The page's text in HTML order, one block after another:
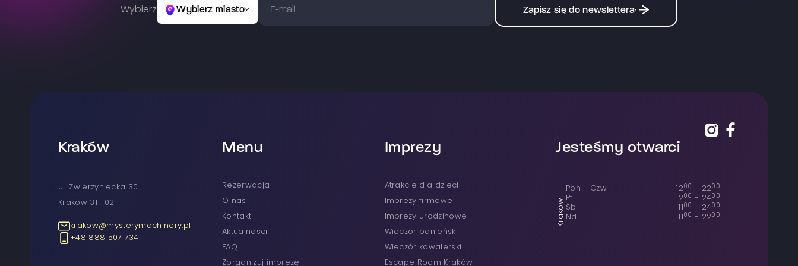
Wybierz Wybierz miasto Zapisz się do newslettera
Kraków
ul. Zwierzyniecka 30
Kraków 31-102
krakow@mysterymachinery.pl
+48 888 507 734
Menu
rezerwacja
O nas
Kontakt
Aktualności
FAQ
Zorganizuj imprezę
Imprezy
Atrakcje dla dzieci
Imprezy firmowe
Imprezy urodzinowe
Wieczór panieński
Wieczór kawalerski
Escape Room Kraków
Jesteśmy otwarci
Kraków
Pon - Czw 1200 - 2200
Pt 1200 - 2400
Sb 11 00 - 2400
Nd 11 00 - 2200